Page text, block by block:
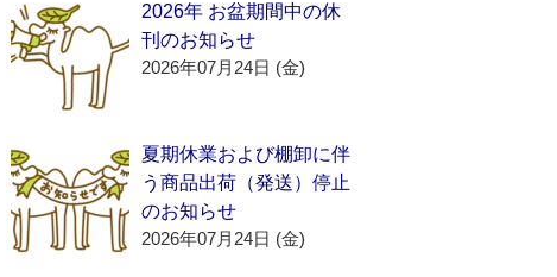
2026年 お盆期間中の休
刊のお知らせ
2026年07月24日 (金)
夏期休業および棚卸に伴
う商品出荷（発送）停止
のお知らせ
2026年07月24日 (金)